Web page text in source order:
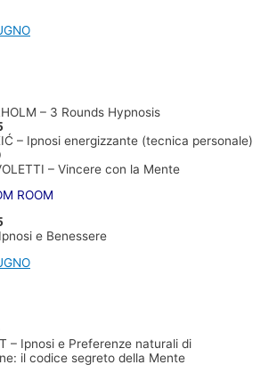
– 3 Rounds Hypnosis
– Ipnosi energizzante (tecnica personale)
– Vincere con la Mente
ROOM
e Benessere
– Ipnosi e Preferenze naturali di
il codice segreto della Mente